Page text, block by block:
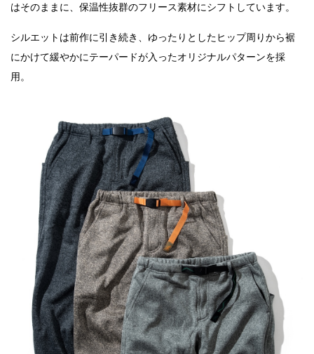
はそのままに、保温性抜群のフリース素材にシフトしています。
シルエットは前作に引き続き、ゆったりとしたヒップ周りから裾
にかけて緩やかにテーパードが入ったオリジナルパターンを採
用。